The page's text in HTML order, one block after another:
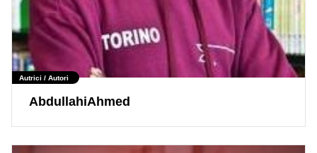
Autrici / Autori
AbdullahiAhmed